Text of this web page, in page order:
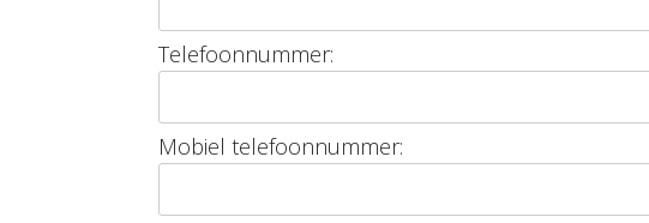
Telefoonnummer:
Mobiel telefoonnummer: